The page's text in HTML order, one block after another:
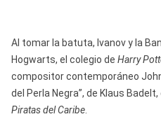
Al tomar la batuta, Ivanov y la
Hogwarts, el colegio de Harry
compositor contemporáneo
del Perla Negra”, de Klaus
Piratas del Caribe.